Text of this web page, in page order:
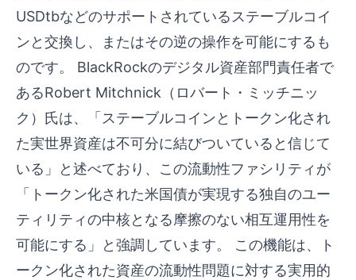
USDtbなどのサポートされているステーブルコイ
ンと交換し、またはその逆の操作を可能にするも
のです。 BlackRockのデジタル資産部門責任者で
あるRobert Mitchnick（ロバート・ミッチニッ
ク）氏は、「ステーブルコインとトークン化され
た実世界資産は不可分に結びついていると信じて
いる」と述べており、この流動性ファシリティが
「トークン化された米国債が実現する独自のユー
ティリティの中核となる摩擦のない相互運用性を
可能にする」と強調しています。 この機能は、ト
ークン化された資産の流動性問題に対する実用的